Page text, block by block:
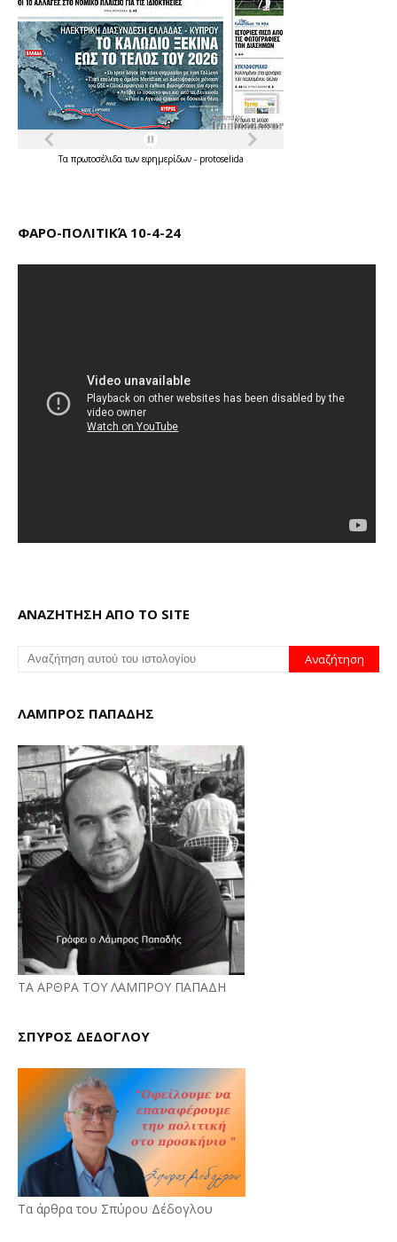
Τα πρωτοσέλιδατων εφημερίδων - protoselida
ΦΑΡΟ-ΠΟΛΙΤΙΚΆ 10-4-24
ΑΝΑΖΗΤΗΣΗ ΑΠΟ ΤΟ SITE
ΛΑΜΠΡΟΣ ΠΑΠΑΔΗΣ
ΤΑ ΑΡΘΡΑ ΤΟΥ ΛΑΜΠΡΟΥ ΠΑΠΑΔΗ
ΣΠΥΡΟΣ ΔΕΔΟΓΛΟΥ
Τα άρθρα του Σπύρου Δέδογλου